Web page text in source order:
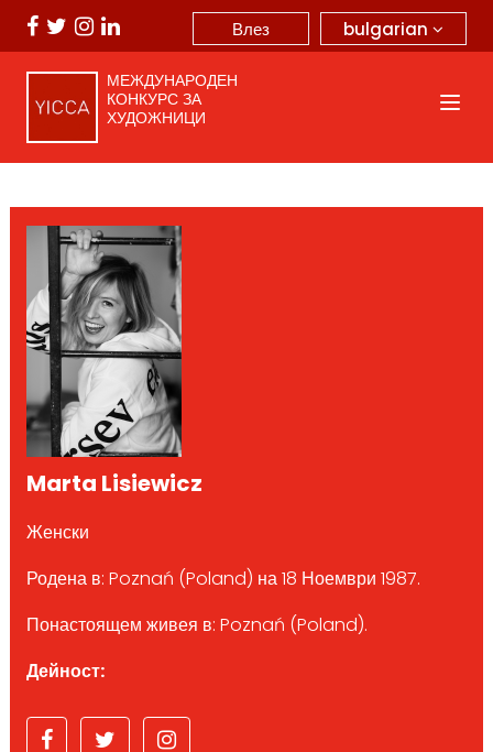
bulgarian
Влез
МЕЖДУНАРОДЕН
КОНКУРС ЗА
ХУДОЖНИЦИ
Marta Lisiewicz
Женски
Родена в: Poznań (Poland) на 18 Ноември 1987.
Понастоящем живея в: Poznań (Poland).
Дейност: